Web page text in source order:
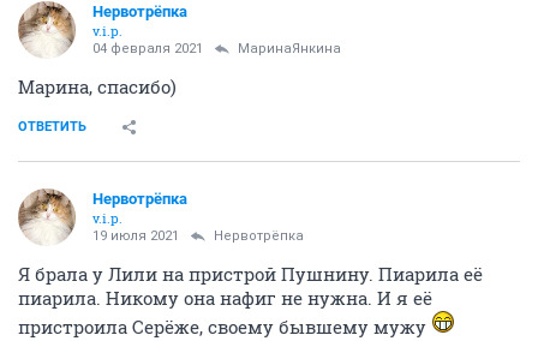
Нервотрёпка
v.i.p.
04 февраля 2021 МаринаЯнкина
Марина, спасибо)
ОТВЕТИТЬ
Нервотрёпка
v.i.p.
19 июля 2021 Нервотрёпка
Я брала у Лили на пристрой Пушнину. Пиарила её
пиарила. Никому она нафиг не нужна. И я её
пристроила Серёже, своему бывшему мужу